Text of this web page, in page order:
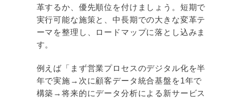
革するか、優先順位を付けましょう。短期で
実行可能な施策と、中長期での大きな変革テ
ーマを整理し、ロードマップに落とし込みま
す。
例えば「まず営業プロセスのデジタル化を半
年で実施→次に顧客データ統合基盤を1年で
構築→将来的にデータ分析による新サービス